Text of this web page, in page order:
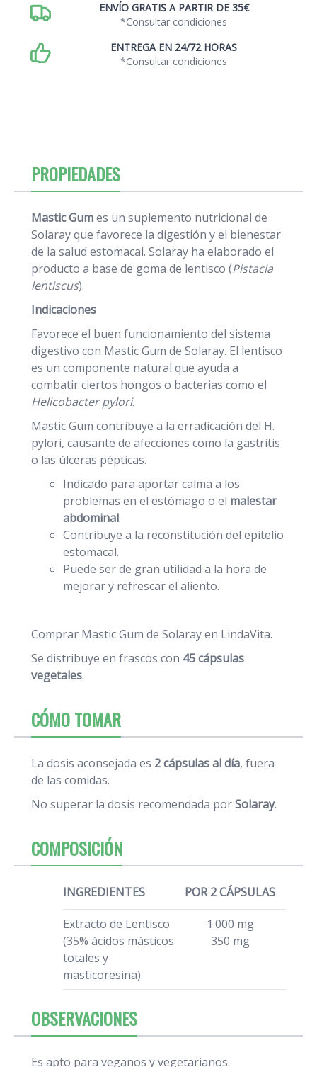
ENVÍO GRATIS A PARTIR DE 35€
*Consultar condiciones
ENTREGA EN 24/72 HORAS
*Consultar condiciones
PROPIEDADES
Mastic Gumes un suplemento nutricional de
Solaray que favorece la digestión y el bienestar
de la salud estomacal. Solaray ha elaborado el
producto a base de goma de lentisco (Pistacia
lentiscus).
Indicaciones
Favorece el buen funcionamiento del sistema
digestivo con Mastic Gum de Solaray. El lentisco
es un componente natural que ayuda a
combatir ciertos hongos o bacterias como el
Helicobacter pylori.
Mastic Gum contribuye a la erradicación del H.
pylori, causante de afecciones como la gastritis
o las úlceras pépticas.
Indicado para aportar calma a los
problemas en el estómago o el malestar
abdominal.
Contribuye a la reconstitución del epitelio
estomacal.
Puede ser de gran utilidad a la hora de
mejorar y refrescar el aliento.
Comprar Mastic Gum de Solaray en LindaVita.
Se distribuye en frascos con 45 cápsulas
vegetales.
CÓMO TOMAR
La dosis aconsejada es 2 cápsulas al día, fuera
de las comidas.
No superar la dosis recomendada porSolaray.
COMPOSICIÓN
INGREDIENTES POR 2 CÁPSULAS
Extracto de Lentisco
(35% ácidos másticos
totales y
masticoresina)
1.000 mg
350 mg
OBSERVACIONES
Es apto para veganos y vegetarianos.